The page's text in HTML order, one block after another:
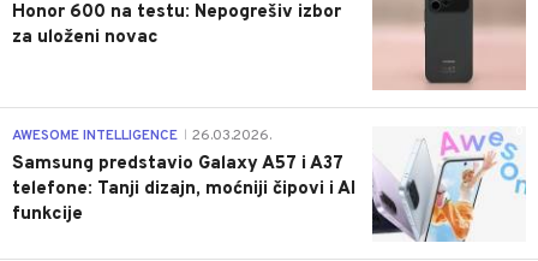
Honor 600 na testu: Nepogrešiv izbor
za uloženi novac
AWESOME INTELLIGENCE 26.03.2026.
Samsung predstavio Galaxy A57 i A37
telefone: Tanji dizajn, moćniji čipovi i AI
funkcije